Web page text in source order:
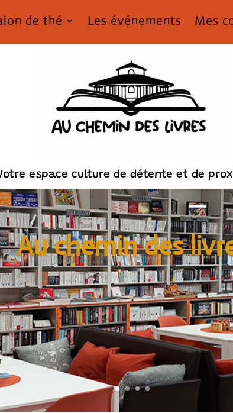
de thé Les événements Mes
espace culture de détente et de
Au chemin des